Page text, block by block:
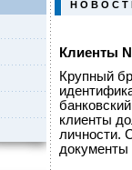
Н О В О С Т
Клиенты
Крупный
клиенты
личности.